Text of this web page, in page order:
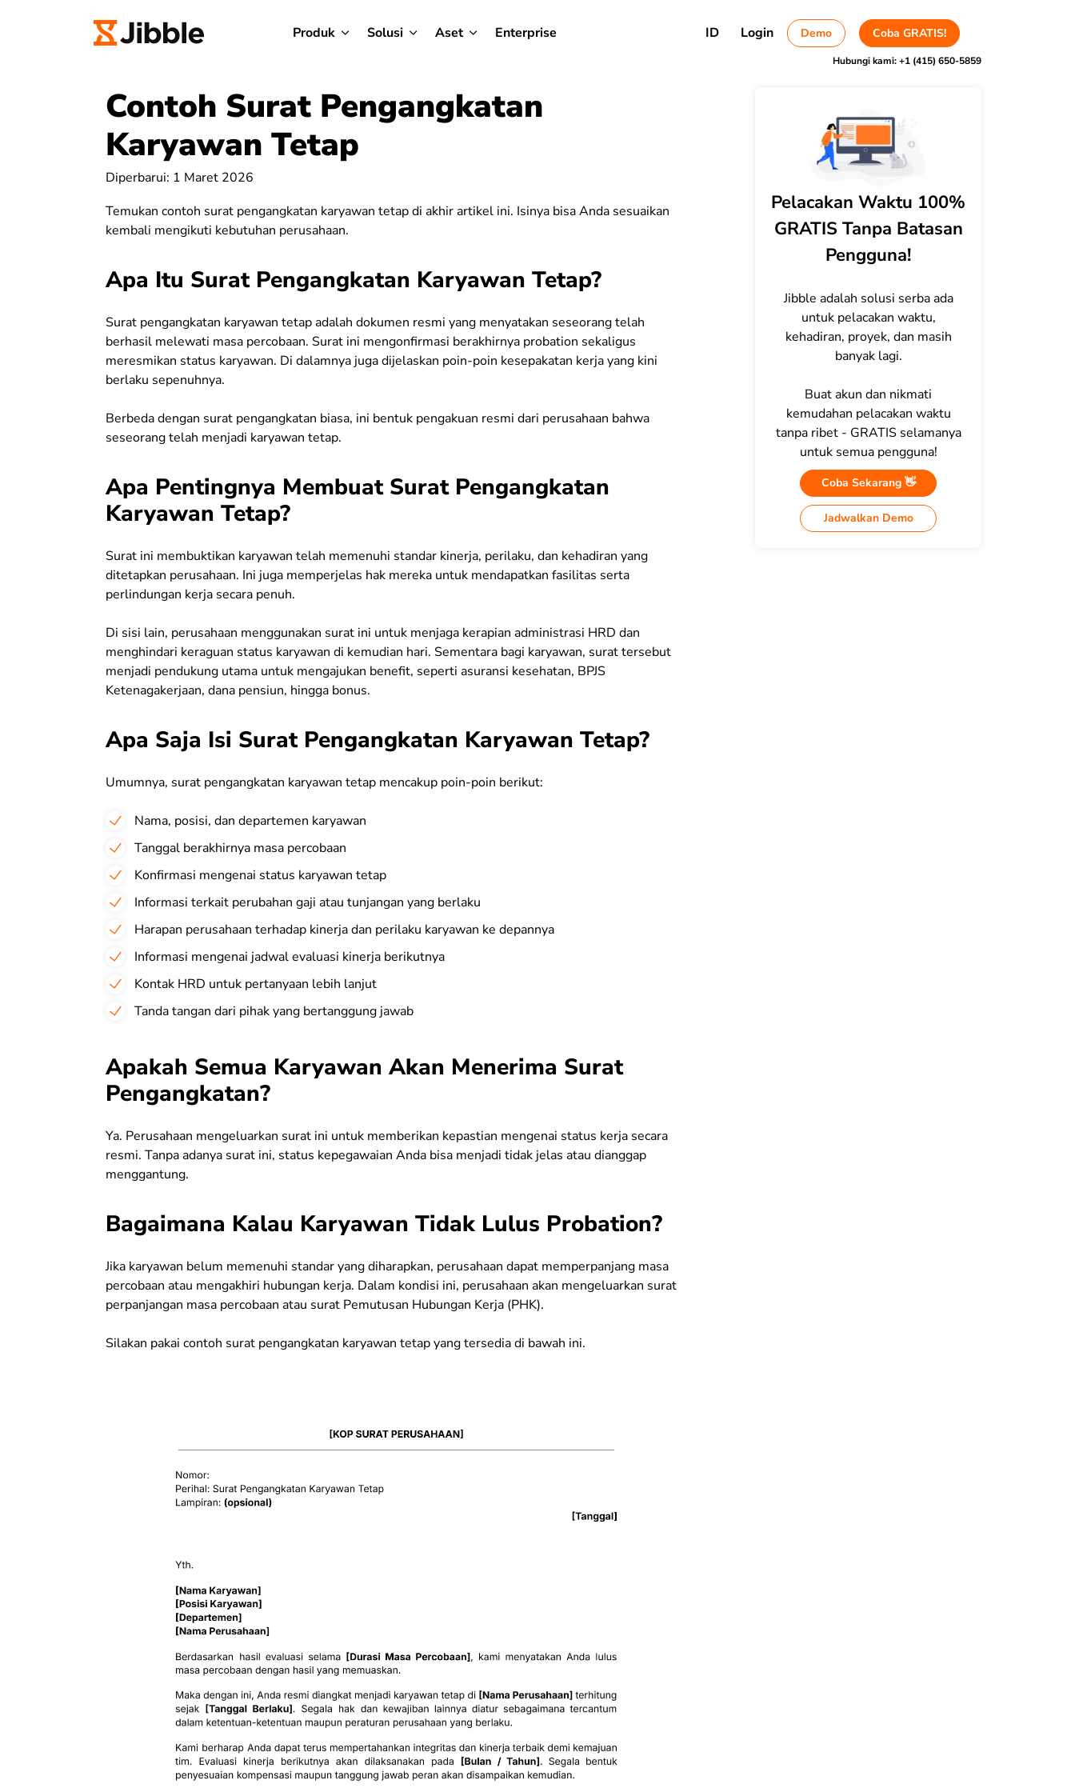
Produk Solusi Aset Enterprise ID Login Demo Coba GRATIS!
Hubungi kami:+1 (415) 650-5859
Contoh Surat Pengangkatan
Karyawan Tetap
Diperbarui: 1 Maret 2026
Temukan contoh surat pengangkatan karyawan tetap di akhir artikel ini. Isinya bisa Anda sesuaikan
kembali mengikuti kebutuhan perusahaan.
Apa Itu Surat Pengangkatan Karyawan Tetap?
Surat pengangkatan karyawan tetap adalah dokumen resmi yang menyatakan seseorang telah
berhasil melewati masa percobaan. Surat ini mengonfirmasi berakhirnya probation sekaligus
meresmikan status karyawan. Di dalamnya juga dijelaskan poin-poin kesepakatan kerja yang kini
berlaku sepenuhnya.
Berbeda dengan surat pengangkatan biasa, ini bentuk pengakuan resmi dari perusahaan bahwa
seseorang telah menjadi karyawan tetap.
Apa Pentingnya Membuat Surat Pengangkatan
Karyawan Tetap?
Surat ini membuktikan karyawan telah memenuhi standar kinerja, perilaku, dan kehadiran yang
ditetapkan perusahaan. Ini juga memperjelas hak mereka untuk mendapatkan fasilitas serta
perlindungan kerja secara penuh.
Di sisi lain, perusahaan menggunakan surat ini untuk menjaga kerapian administrasi HRD dan
menghindari keraguan status karyawan di kemudian hari. Sementara bagi karyawan, surat tersebut
menjadi pendukung utama untuk mengajukan benefit, seperti asuransi kesehatan, BPJS
Ketenagakerjaan, dana pensiun, hingga bonus.
Apa Saja Isi Surat Pengangkatan Karyawan Tetap?
Umumnya, surat pengangkatan karyawan tetap mencakup poin-poin berikut:
Nama, posisi, dan departemen karyawan
Tanggal berakhirnya masa percobaan
Konfirmasi mengenai status karyawan tetap
Informasi terkait perubahan gaji atau tunjangan yang berlaku
Harapan perusahaan terhadap kinerja dan perilaku karyawan ke depannya
Informasi mengenai jadwal evaluasi kinerja berikutnya
Kontak HRD untuk pertanyaan lebih lanjut
Tanda tangan dari pihak yang bertanggung jawab
Apakah Semua Karyawan Akan Menerima Surat
Pengangkatan?
Ya. Perusahaan mengeluarkan surat ini untuk memberikan kepastian mengenai status kerja secara
resmi. Tanpa adanya surat ini, status kepegawaian Anda bisa menjadi tidak jelas atau dianggap
menggantung.
Bagaimana Kalau Karyawan Tidak Lulus Probation?
Jika karyawan belum memenuhi standar yang diharapkan, perusahaan dapat memperpanjang masa
percobaan atau mengakhiri hubungan kerja. Dalam kondisi ini, perusahaan akan mengeluarkan surat
perpanjangan masa percobaan atau surat Pemutusan Hubungan Kerja (PHK).
Silakan pakai contoh surat pengangkatan karyawan tetap yang tersedia di bawah ini.
Pelacakan Waktu 100%
GRATIS Tanpa Batasan
Pengguna!
Jibble adalah solusi serba ada
untuk pelacakan waktu,
kehadiran, proyek, dan masih
banyak lagi.
Buat akun dan nikmati
kemudahan pelacakan waktu
tanpa ribet - GRATIS selamanya
untuk semua pengguna!
Coba Sekarang 👋
Jadwalkan Demo